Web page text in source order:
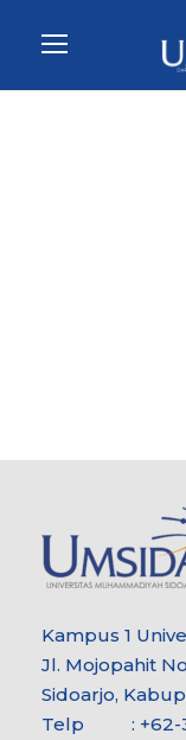
Kampus 1
Jl. Mojopahit
Sidoarjo,
Telp : +62-